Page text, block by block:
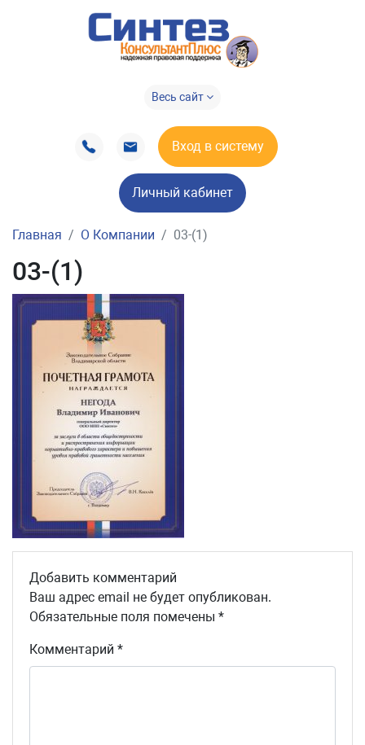
Весь сайт
Вход в систему
Личный кабинет
Главная О Компании 03-(1)
03-(1)
Добавить комментарий
Ваш адрес email не будет опубликован.
Обязательные поля помечены *
Комментарий *